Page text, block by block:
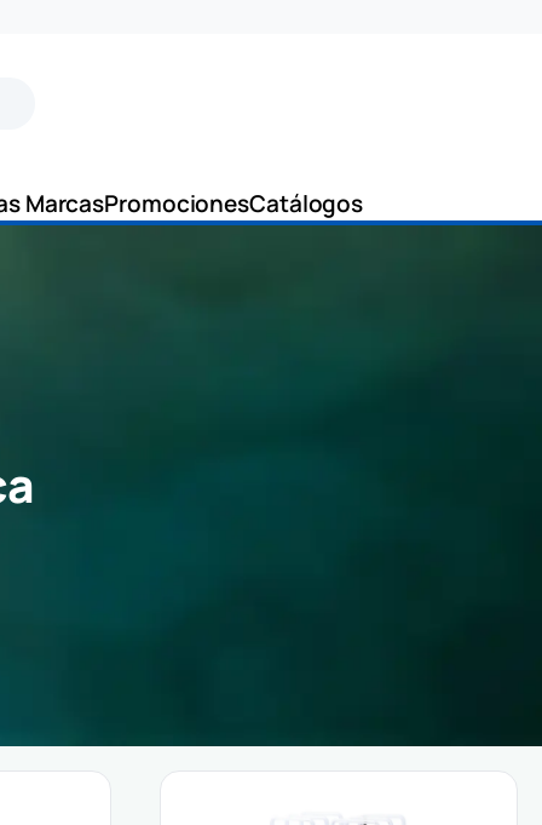
MarcasPromocionesCatálogos